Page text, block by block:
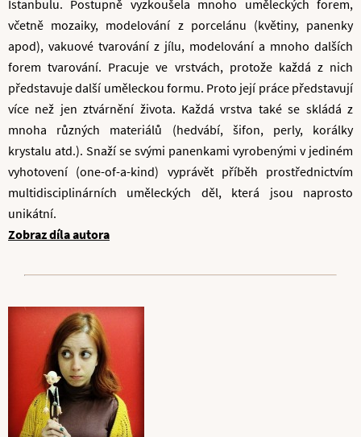
Istanbulu. Postupně vyzkoušela mnoho uměleckých forem,
včetně mozaiky, modelování z porcelánu (květiny, panenky
apod), vakuové tvarování z jílu, modelování a mnoho dalších
forem tvarování. Pracuje ve vrstvách, protože každá z nich
představuje další uměleckou formu. Proto její práce představují
více než jen ztvárnění života. Každá vrstva také se skládá z
mnoha různých materiálů (hedvábí, šifon, perly, korálky
krystalu atd.). Snaží se svými panenkami vyrobenými v jediném
vyhotovení (one-of-a-kind) vyprávět příběh prostřednictvím
multidisciplinárních uměleckých děl, která jsou naprosto
unikátní.
Zobraz díla autora